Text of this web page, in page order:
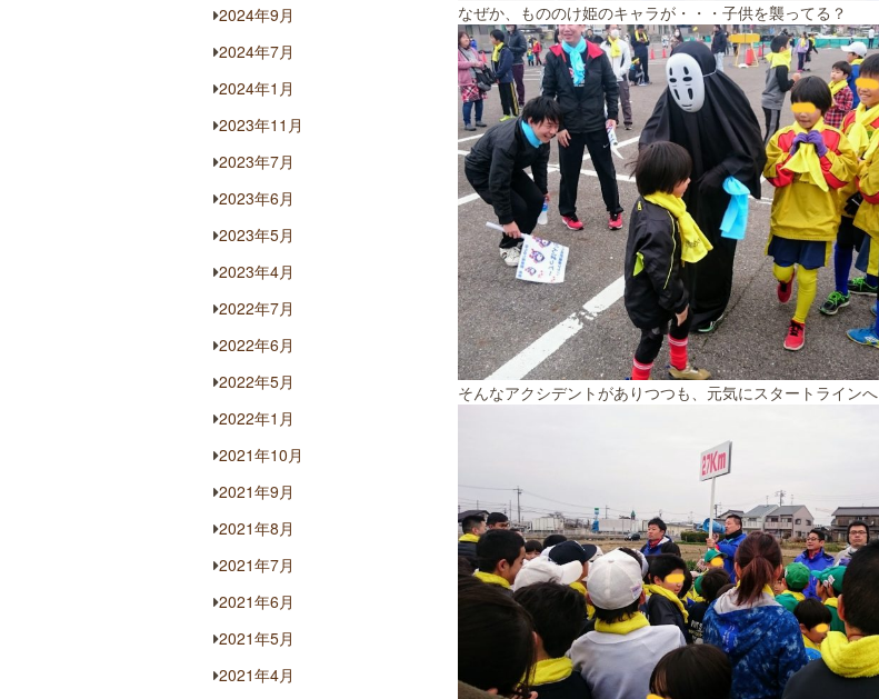
なぜか、もののけ姫のキャラが・・・子供を襲ってる？
そんなアクシデントがありつつも、元気にスタートラインへ
2024年9月
2024年7月
2024年1月
2023年11月
2023年7月
2023年6月
2023年5月
2023年4月
2022年7月
2022年6月
2022年5月
2022年1月
2021年10月
2021年9月
2021年8月
2021年7月
2021年6月
2021年5月
2021年4月